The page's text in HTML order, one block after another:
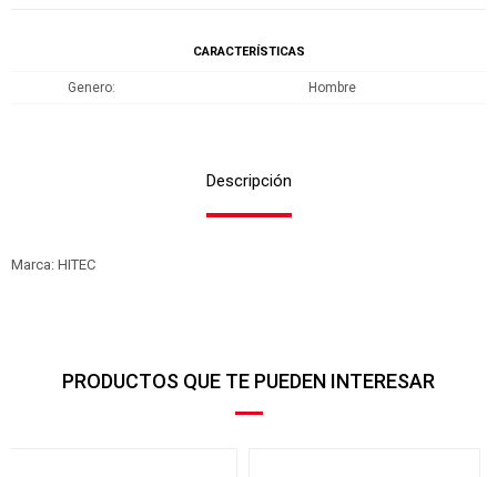
CARACTERÍSTICAS
Genero Hombre
Descripción
Marca: HITEC
PRODUCTOS QUE TE PUEDEN INTERESAR